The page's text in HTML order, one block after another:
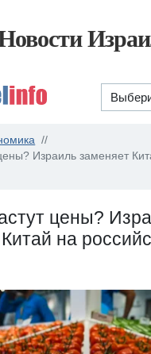
Израиль заменяет
цены?
на